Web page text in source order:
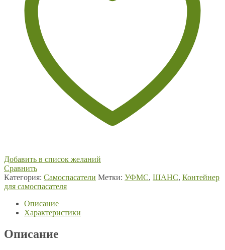
Добавить в список желаний
Сравнить
Категория: Самоспасатели Метки: УФМС, ШАНС, Контейнер
для самоспасателя
Описание
Характеристики
Описание